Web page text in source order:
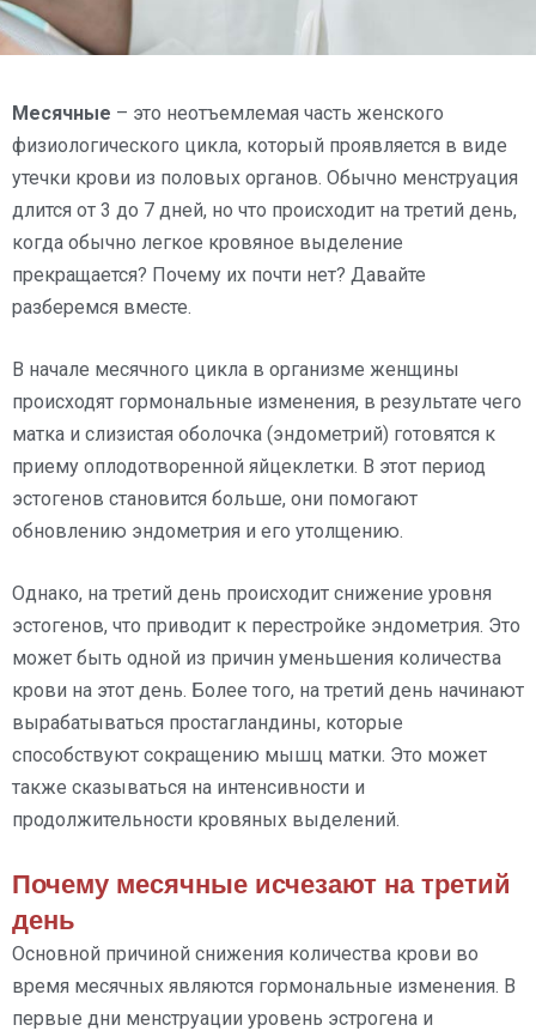
Месячные – это неотъемлемая часть женского
физиологического цикла, который проявляется в виде
утечки крови из половых органов. Обычно менструация
длится от 3 до 7 дней, но что происходит на третий день,
когда обычно легкое кровяное выделение
прекращается? Почему их почти нет? Давайте
разберемся вместе.
В начале месячного цикла в организме женщины
происходят гормональные изменения, в результате чего
матка и слизистая оболочка (эндометрий) готовятся к
приему оплодотворенной яйцеклетки. В этот период
эстогенов становится больше, они помогают
обновлению эндометрия и его утолщению.
Однако, на третий день происходит снижение уровня
эстогенов, что приводит к перестройке эндометрия. Это
может быть одной из причин уменьшения количества
крови на этот день. Более того, на третий день начинают
вырабатываться простагландины, которые
способствуют сокращению мышц матки. Это может
также сказываться на интенсивности и
продолжительности кровяных выделений.
Почему месячные исчезают на третий
день
Основной причиной снижения количества крови во
время месячных являются гормональные изменения. В
первые дни менструации уровень эстрогена и